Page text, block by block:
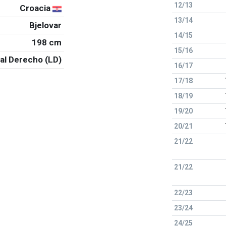
Croacia
Bjelovar
198 cm
Derecho (LD)
12/13
13/14
14/15
15/16
16/17
17/18
18/19
19/20
20/21
21/22
21/22
22/23
23/24
24/25